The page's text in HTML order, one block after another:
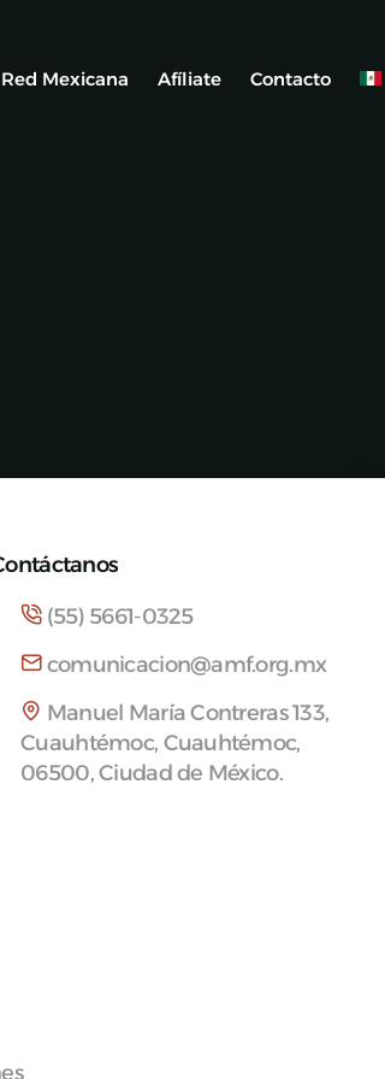
Red Mexicana Afíliate Contacto
(55) 5661-0325
comunicacion@amf.org.mx
Manuel María Contreras 133,
Cuauhtémoc, Cuauhtémoc,
06500, Ciudad de México.